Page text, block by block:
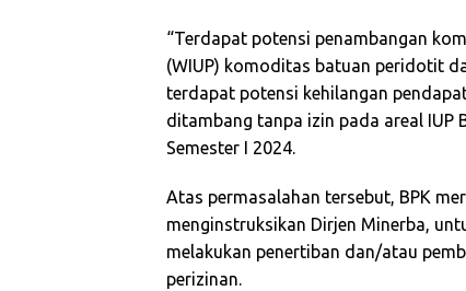
“Terdapat potensi penambangan
(WIUP) komoditas batuan peridotit
terdapat potensi kehilangan
ditambang tanpa izin pada areal IUP
Semester I 2024.
Atas permasalahan tersebut, BPK
menginstruksikan Dirjen Minerba,
melakukan penertiban dan/atau
perizinan.